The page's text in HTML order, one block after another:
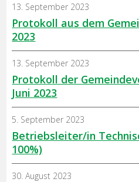
Protokoll aus dem
2023
13. September 2023
Protokoll der
Juni 2023
13. September 2023
Betriebsleiter/in
100%)
5. September 2023
30. August 2023